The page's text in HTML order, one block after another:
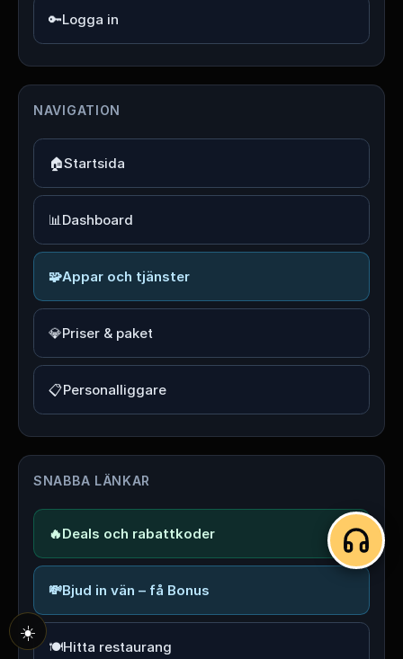
☀️
🔑Logga in
NAVIGATION
🏠Startsida
📊 Dashboard
🧩Appar och tjänster
💎Priser & paket
📋Personalliggare
SNABBA LÄNKAR
🔥Deals och rabattkoder
💸Bjud in vän – få Bonus
🍽️Hitta restaurang